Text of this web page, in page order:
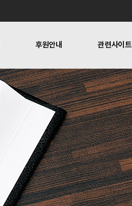
후원안내 관련사이트
후원안내
후원하기
재정보고
1:1 문의